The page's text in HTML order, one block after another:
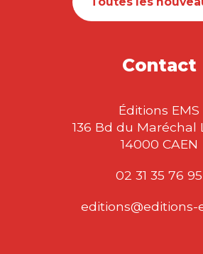
Contact
Éditions EMS
136 Bd du Maréchal
14000 CAEN
02 31 35 76 95
editions@editions-